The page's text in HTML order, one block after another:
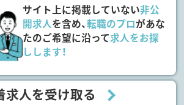
サイト上に掲載していない非公
開求人を含め、転職のプロがあな
たのご希望に沿って求人をお探
しします！
求人を受け取る